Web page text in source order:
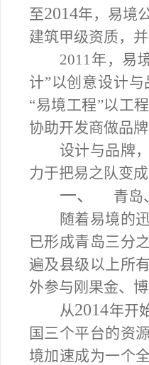
至2014年，易境
建筑甲级资质，
2011年，易
计”以创意设计
“易境工程”以工
协助开发商做品
设计与品牌
力于把易之队变
一、
青岛
随着易境的
已形成青岛三分
遍及县级以上所
外参与刚果金、
从2014年开
国三个平台的资
境加速成为一个